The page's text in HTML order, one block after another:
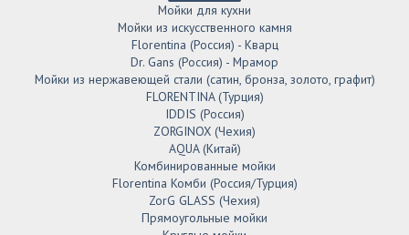
Мойки для кухни
Мойки из искусственного камня
Florentina (Россия) - Кварц
Dr. Gans (Россия) - Мрамор
Мойки из нержавеющей стали (сатин, бронза, золото, графит)
FLORENTINA (Турция)
IDDIS (Россия)
ZORGINOX (Чехия)
AQUA (Китай)
Комбинированные мойки
Florentina Комби (Россия/Турция)
ZorG GLASS (Чехия)
Прямоугольные мойки